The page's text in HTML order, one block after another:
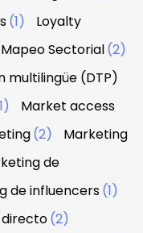
(1)
Loyalty
Mapeo Sectorial(2)
multilingüe (DTP)
Market access
(2)
Marketing
de
de influencers(1)
(2)